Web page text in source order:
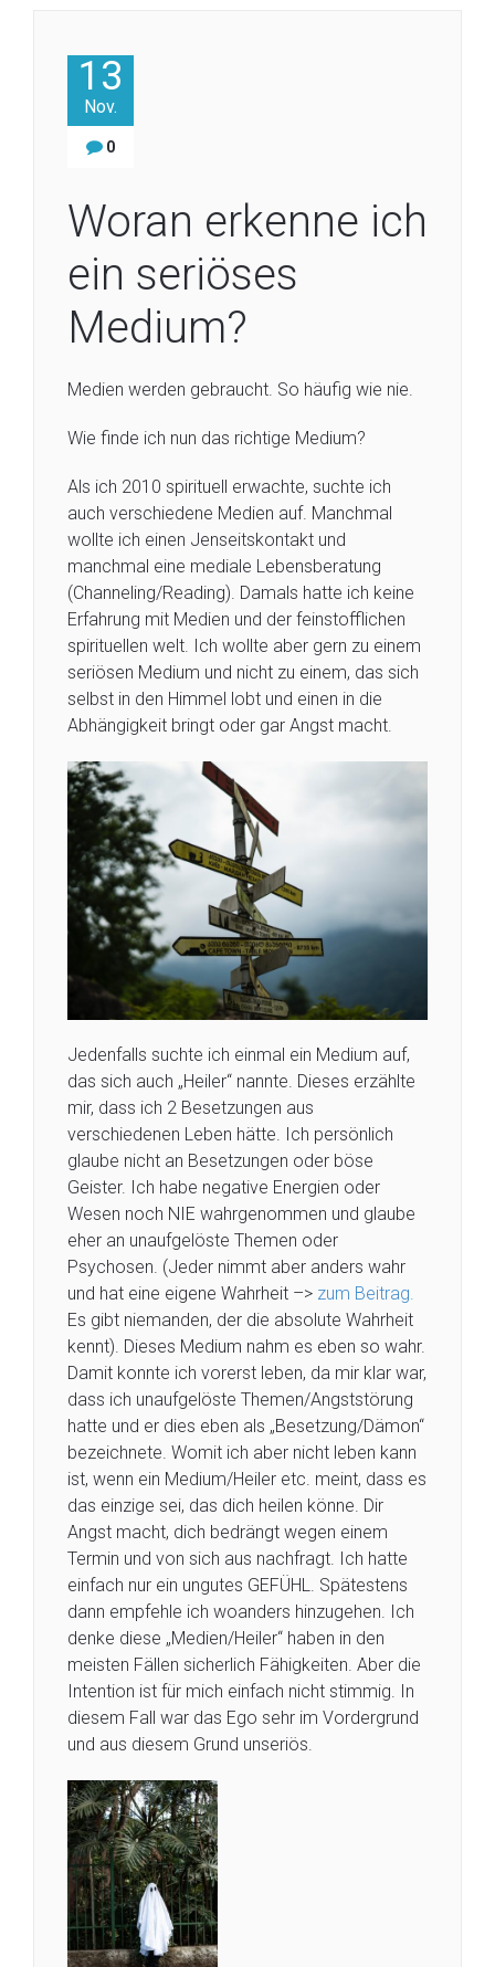
13
Nov.
0
Woran erkenne ich
ein seriöses
Medium?
Medien werden gebraucht. So häufig wie nie.
Wie finde ich nun das richtige Medium?
Als ich 2010 spirituell erwachte, suchte ich
auch verschiedene Medien auf. Manchmal
wollte ich einen Jenseitskontakt und
manchmal eine mediale Lebensberatung
(Channeling/Reading). Damals hatte ich keine
Erfahrung mit Medien und der feinstofflichen
spirituellen welt. Ich wollte aber gern zu einem
seriösen Medium und nicht zu einem, das sich
selbst in den Himmel lobt und einen in die
Abhängigkeit bringt oder gar Angst macht.
Jedenfalls suchte ich einmal ein Medium auf,
das sich auch „Heiler“ nannte. Dieses erzählte
mir, dass ich 2 Besetzungen aus
verschiedenen Leben hätte. Ich persönlich
glaube nicht an Besetzungen oder böse
Geister. Ich habe negative Energien oder
Wesen noch NIE wahrgenommen und glaube
eher an unaufgelöste Themen oder
Psychosen. (Jeder nimmt aber anders wahr
und hat eine eigene Wahrheit –> zum Beitrag.
Es gibt niemanden, der die absolute Wahrheit
kennt). Dieses Medium nahm es eben so wahr.
Damit konnte ich vorerst leben, da mir klar war,
dass ich unaufgelöste Themen/Angststörung
hatte und er dies eben als „Besetzung/Dämon“
bezeichnete. Womit ich aber nicht leben kann
ist, wenn ein Medium/Heiler etc. meint, dass es
das einzige sei, das dich heilen könne. Dir
Angst macht, dich bedrängt wegen einem
Termin und von sich aus nachfragt. Ich hatte
einfach nur ein ungutes GEFÜHL. Spätestens
dann empfehle ich woanders hinzugehen. Ich
denke diese „Medien/Heiler“ haben in den
meisten Fällen sicherlich Fähigkeiten. Aber die
Intention ist für mich einfach nicht stimmig. In
diesem Fall war das Ego sehr im Vordergrund
und aus diesem Grund unseriös.